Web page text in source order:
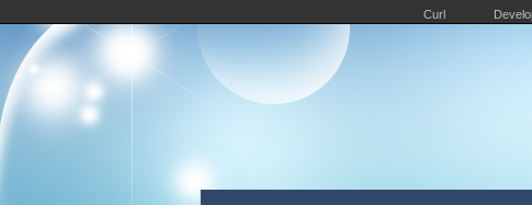
Curl